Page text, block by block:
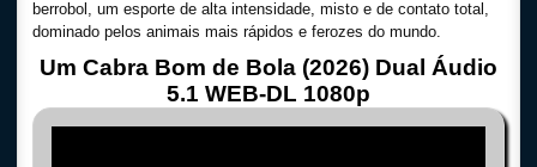
berrobol, um esporte de alta intensidade, misto e de contato total,
dominado pelos animais mais rápidos e ferozes do mundo.
Um Cabra Bom de Bola (2026) Dual Áudio
5.1 WEB-DL 1080p